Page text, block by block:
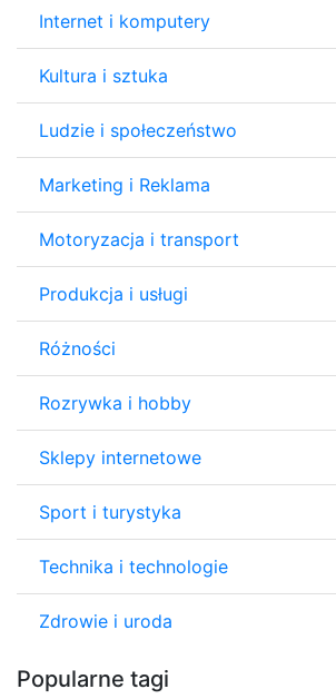
Internet i komputery
Kultura i sztuka
Ludzie i społeczeństwo
Marketing i Reklama
Motoryzacja i transport
Produkcja i usługi
Różności
Rozrywka i hobby
Sklepy internetowe
Sport i turystyka
Technika i technologie
Zdrowie i uroda
Popularne tagi